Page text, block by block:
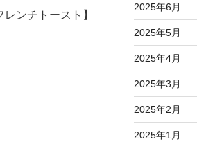
ンチトースト】
2025年6月
2025年5月
2025年4月
2025年3月
2025年2月
2025年1月